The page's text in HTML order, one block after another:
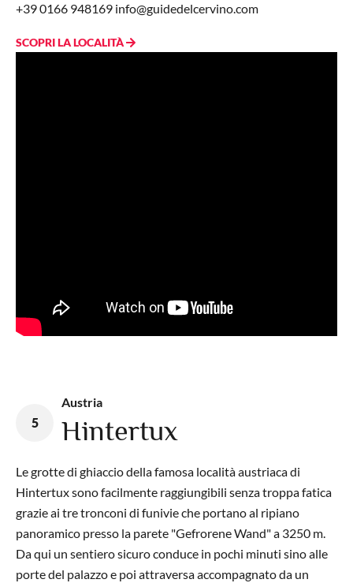
+39 0166 948169 info@guidedelcervino.com
SCOPRI LA LOCALITÀ
5
Austria
Hintertux
Le grotte di ghiaccio della famosa località austriaca di
Hintertux sono facilmente raggiungibili senza troppa fatica
grazie ai tre tronconi di funivie che portano al ripiano
panoramico presso la parete "Gefrorene Wand" a 3250 m.
Da qui un sentiero sicuro conduce in pochi minuti sino alle
porte del palazzo e poi attraversa accompagnato da un